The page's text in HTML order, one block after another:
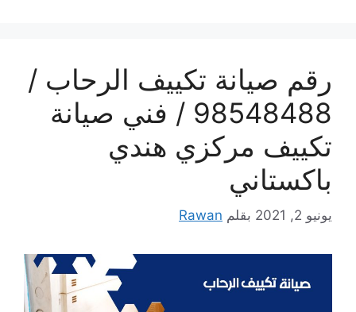
رقم صيانة تكييف الرحاب /
98548488 / فني صيانة
تكييف مركزي هندي
باكستاني
يونيو 2, 2021 بقلم Rawan